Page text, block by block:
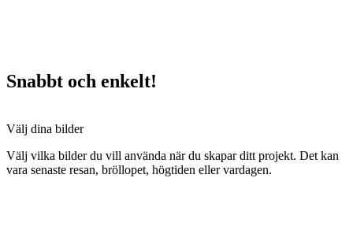
Snabbt och enkelt!
Välj dina bilder
Välj vilka bilder du vill använda när du skapar ditt projekt. Det kan
vara senaste resan, bröllopet, högtiden eller vardagen.